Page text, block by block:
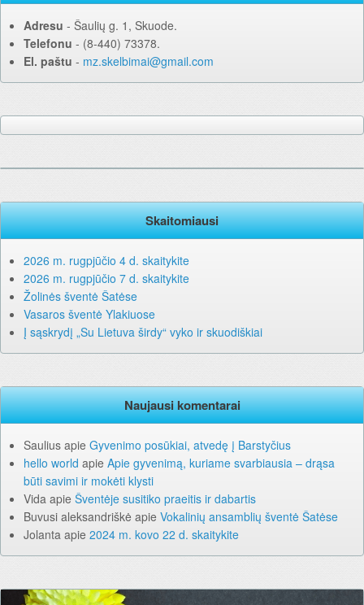
Adresu ‐ Šaulių g. 1, Skuode.
Telefonu ‐ (8-440) 73378.
El. paštu ‐ mz.skelbimai@gmail.com
Skaitomiausi
2026 m. rugpjūčio 4 d. skaitykite
2026 m. rugpjūčio 7 d. skaitykite
Žolinės šventė Šatėse
Vasaros šventė Ylakiuose
Į sąskrydį „Su Lietuva širdy“ vyko ir skuodiškiai
Naujausi komentarai
Saulius apie Gyvenimo posūkiai, atvedę į Barstyčius
hello world apie Apie gyvenimą, kuriame svarbiausia – drąsa
būti savimi ir mokėti klysti
Vida apie Šventėje susitiko praeitis ir dabartis
Buvusi aleksandriškė apie Vokalinių ansamblių šventė Šatėse
Jolanta apie 2024 m. kovo 22 d. skaitykite